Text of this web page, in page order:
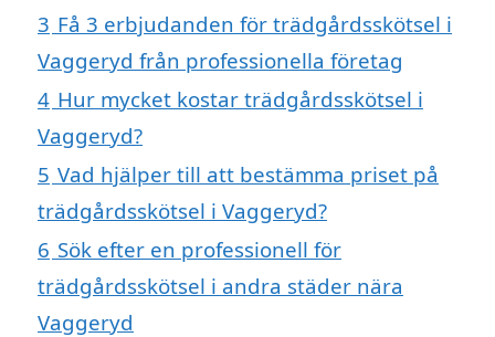
3 Få 3 erbjudanden för trädgårdsskötsel i
Vaggeryd från professionella företag
4 Hur mycket kostar trädgårdsskötsel i
Vaggeryd?
5 Vad hjälper till att bestämma priset på
trädgårdsskötsel i Vaggeryd?
6 Sök efter en professionell för
trädgårdsskötsel i andra städer nära
Vaggeryd